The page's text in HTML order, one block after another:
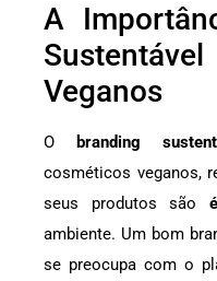
A
Veganos
O branding
cosméticos veganos,
seus produtos são
ambiente. Um bom
se preocupa com o